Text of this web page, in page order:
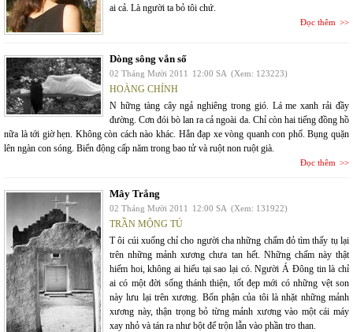
ai cả. Là người ta bỏ tôi chứ.
Đọc thêm
Dòng sông vắn số
02 Tháng Mười 2011 12:00 SA (Xem: 123223)
HOÀNG CHÍNH
N hững tàng cây ngả nghiêng trong gió. Lá me xanh rải đầy
đường. Cơn đói bò lan ra cả ngoài da. Chỉ còn hai tiếng đồng hồ
nữa là tới giờ hẹn. Không còn cách nào khác. Hắn đạp xe vòng quanh con phố. Bụng quặn
lên ngàn con sóng. Biển động cấp năm trong bao tử và ruột non ruột già.
Đọc thêm
Mây Trắng
02 Tháng Mười 2011 12:00 SA (Xem: 131922)
TRẦN MỘNG TÚ
T ôi cúi xuống chỉ cho người cha những chấm đỏ tìm thấy tụ lại
trên những mảnh xương chưa tan hết. Những chấm này thật
hiếm hoi, không ai hiểu tại sao lại có. Người Á Đông tin là chỉ
ai có một đời sống thánh thiện, tốt đẹp mới có những vệt son
này lưu lại trên xương. Bổn phận của tôi là nhặt những mảnh
xương này, thận trọng bỏ từng mảnh xương vào một cái máy
xay nhỏ và tán ra như bột để trộn lẫn vào phần tro than.